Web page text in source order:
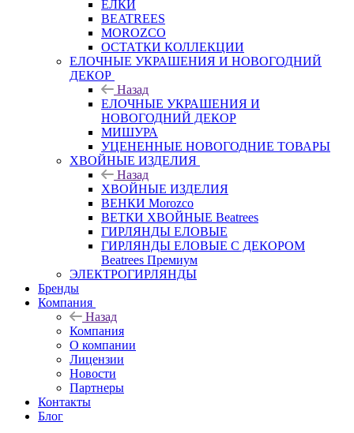
ЕЛКИ
BEATREES
MOROZCO
ОСТАТКИ КОЛЛЕКЦИИ
ЕЛОЧНЫЕ УКРАШЕНИЯ И НОВОГОДНИЙ
ДЕКОР
Назад
ЕЛОЧНЫЕ УКРАШЕНИЯ И
НОВОГОДНИЙ ДЕКОР
МИШУРА
УЦЕНЕННЫЕ НОВОГОДНИЕ ТОВАРЫ
ХВОЙНЫЕ ИЗДЕЛИЯ
Назад
ХВОЙНЫЕ ИЗДЕЛИЯ
ВЕНКИ Morozco
ВЕТКИ ХВОЙНЫЕ Beatrees
ГИРЛЯНДЫ ЕЛОВЫЕ
ГИРЛЯНДЫ ЕЛОВЫЕ С ДЕКОРОМ
Beatrees Премиум
ЭЛЕКТРОГИРЛЯНДЫ
Бренды
Компания
Назад
Компания
О компании
Лицензии
Новости
Партнеры
Контакты
Блог